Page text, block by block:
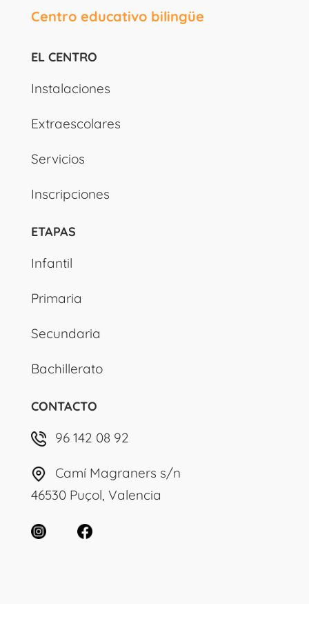
Centro educativo bilingüe
EL CENTRO
Instalaciones
Extraescolares
Servicios
Inscripciones
ETAPAS
Infantil
Primaria
Secundaria
Bachillerato
CONTACTO
96 142 08 92
Camí Magraners s/n
46530 Puçol, Valencia